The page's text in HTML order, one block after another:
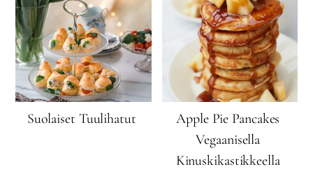
Suolaiset Tuulihatut
Apple Pie Pancakes
Vegaanisella
Kinuskikastikkeella